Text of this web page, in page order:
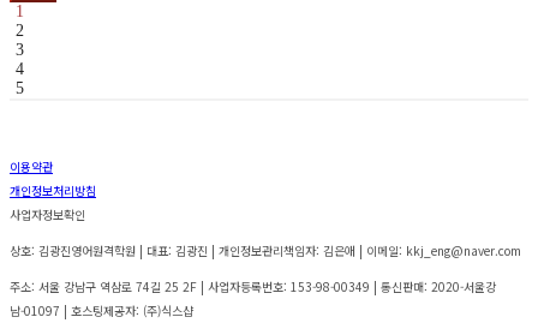
1
2
3
4
5
이용약관
개인정보처리방침
사업자정보확인
상호: 김광진영어원격학원 | 대표: 김광진 | 개인정보관리책임자: 김은애 | 이메일: kkj_eng@naver.com
주소: 서울 강남구 역삼로 74길 25 2F | 사업자등록번호: 153-98-00349 | 통신판매: 2020-서울강
남-01097 | 호스팅제공자: (주)식스샵